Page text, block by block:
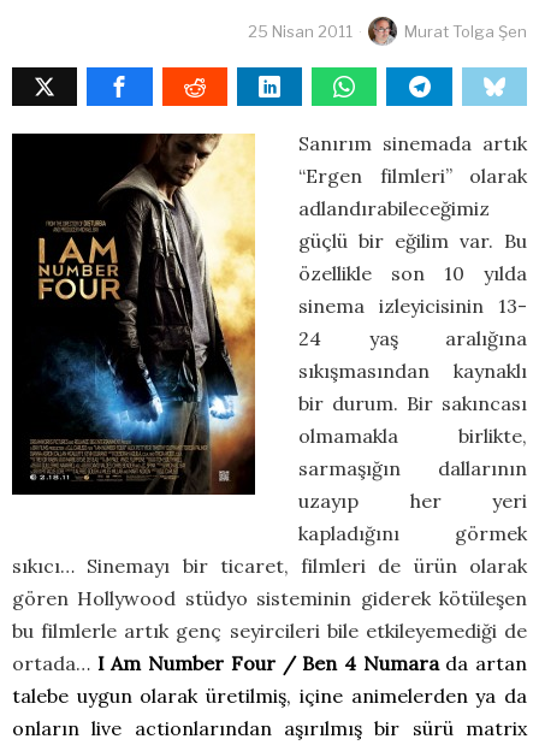
25 Nisan 2011 Murat Tolga Şen
Sanırım sinemada artık
“Ergen filmleri” olarak
adlandırabileceğimiz
güçlü bir eğilim var. Bu
özellikle son 10 yılda
sinema izleyicisinin 13-
24 yaş aralığına
sıkışmasından kaynaklı
bir durum. Bir sakıncası
olmamakla birlikte,
sarmaşığın dallarının
uzayıp her yeri
kapladığını görmek
sıkıcı… Sinemayı bir ticaret, filmleri de ürün olarak
gören Hollywood stüdyo sisteminin giderek kötüleşen
bu filmlerle artık genç seyircileri bile etkileyemediği de
ortada… I Am Number Four / Ben 4 Numarada artan
talebe uygun olarak üretilmiş, içine animelerden ya da
onların live actionlarından aşırılmış bir sürü matrix